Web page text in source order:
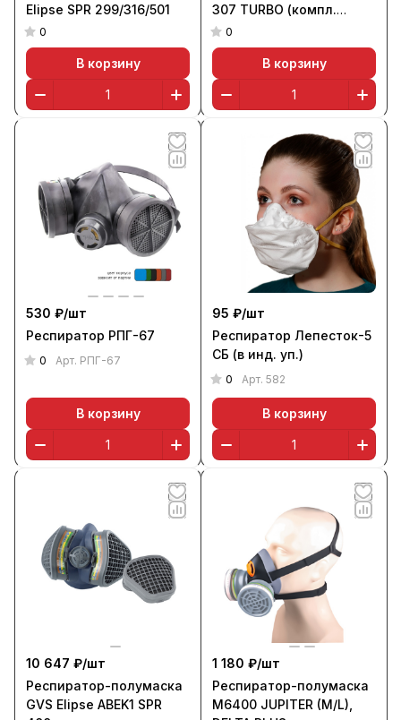
Elipse SPR 299/316/501
0
В корзину
307 TURBO (компл.
аэрозольный 1 шт.
предфильтр угольный 3
0
В корзину
530 ₽/шт
Респиратор РПГ-67
0 Арт. РПГ-67
В корзину
95 ₽/шт
Респиратор Лепесток-5
СБ (в инд. уп.)
0 Арт. 582
В корзину
10 647 ₽/шт
Респиратор-полумаска
GVS Elipse ABEK1 SPR
1 180 ₽/шт
Респиратор-полумаска
M6400 JUPITER (M/L),